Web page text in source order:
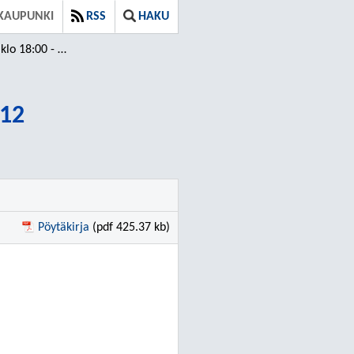
RSS HAKU
- 20:12
Pöytäkirja (pdf 425.37 kb)